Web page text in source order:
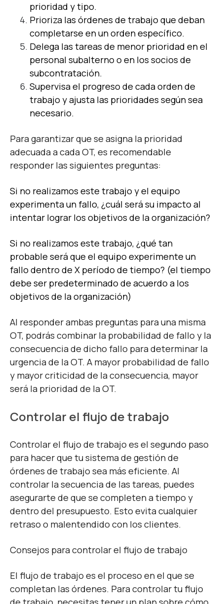
prioridad y tipo.
Prioriza las órdenes de trabajo que deban
completarse en un orden específico.
Delega las tareas de menor prioridad en el
personal subalterno o en los socios de
subcontratación.
Supervisa el progreso de cada orden de
trabajo y ajusta las prioridades según sea
necesario.
Para garantizar que se asigna la prioridad
adecuada a cada OT, es recomendable
responder las siguientes preguntas:
Si no realizamos este trabajo y el equipo
experimenta un fallo, ¿cuál será su impacto al
intentar lograr los objetivos de la organización?
Si no realizamos este trabajo, ¿qué tan
probable será que el equipo experimente un
fallo dentro de X período de tiempo? (el tiempo
debe ser predeterminado de acuerdo a los
objetivos de la organización)
Al responder ambas preguntas para una misma
OT, podrás combinar la probabilidad de fallo y la
consecuencia de dicho fallo para determinar la
urgencia de la OT. A mayor probabilidad de fallo
y mayor criticidad de la consecuencia, mayor
será la prioridad de la OT.
Controlar el flujo de trabajo
Controlar el flujo de trabajo es el segundo paso
para hacer que tu sistema de gestión de
órdenes de trabajo sea más eficiente. Al
controlar la secuencia de las tareas, puedes
asegurarte de que se completen a tiempo y
dentro del presupuesto. Esto evita cualquier
retraso o malentendido con los clientes.
Consejos para controlar el flujo de trabajo
El flujo de trabajo es el proceso en el que se
completan las órdenes. Para controlar tu flujo